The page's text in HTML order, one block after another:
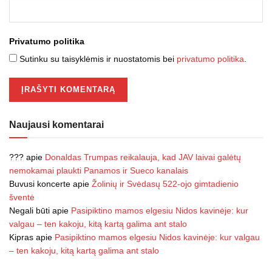
Privatumo politika
Sutinku su taisyklėmis ir nuostatomis bei privatumo politika
Naujausi komentarai
??? apie Donaldas Trumpas reikalauja, kad JAV laivai galėtų
nemokamai plaukti Panamos ir Sueco kanalais
Buvusi koncerte apie Žolinių ir Svėdasų 522-ojo gimtadienio
šventė
Negali būti apie Pasipiktino mamos elgesiu Nidos kavinėje: kur
valgau – ten kakoju, kitą kartą galima ant stalo
Kipras apie Pasipiktino mamos elgesiu Nidos kavinėje: kur valgau
– ten kakoju, kitą kartą galima ant stalo